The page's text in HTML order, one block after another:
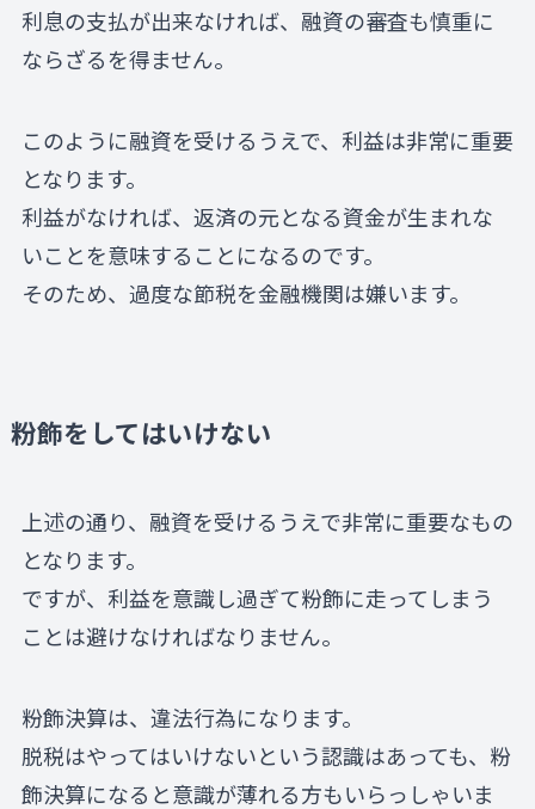
利息の支払が出来なければ、融資の審査も慎重に
ならざるを得ません。
このように融資を受けるうえで、利益は非常に重要
となります。
利益がなければ、返済の元となる資金が生まれな
いことを意味することになるのです。
そのため、過度な節税を金融機関は嫌います。
粉飾をしてはいけない
上述の通り、融資を受けるうえで非常に重要なもの
となります。
ですが、利益を意識し過ぎて粉飾に走ってしまう
ことは避けなければなりません。
粉飾決算は、違法行為になります。
脱税はやってはいけないという認識はあっても、粉
飾決算になると意識が薄れる方もいらっしゃいま